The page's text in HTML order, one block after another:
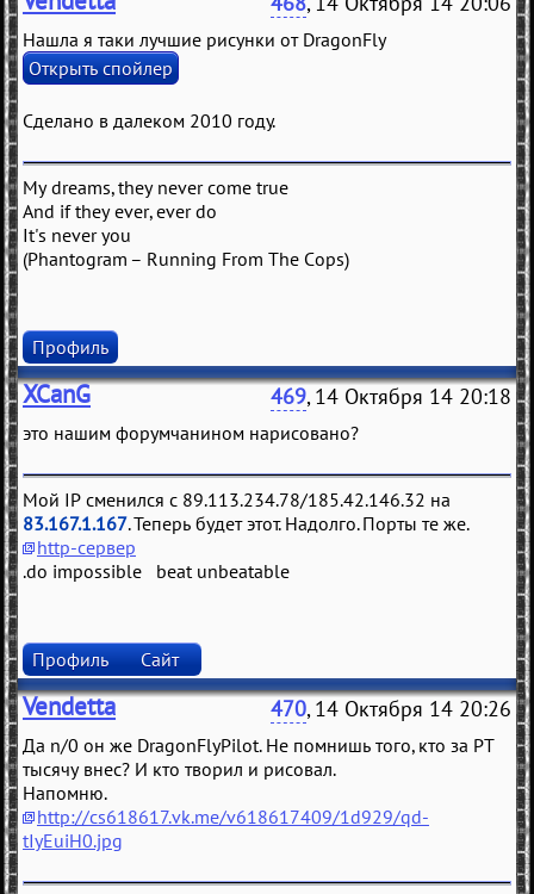
Нашла я таки лучшие рисунки от DragonFly
Сделано в далеком 2010 году.
My dreams, they never come true
And if they ever, ever do
It's never you
(Phantogram – Running From The Cops)
Профиль
XCanG 469, 14 Октября 14 20:18
это нашим форумчанином нарисовано?
Мой IP сменился с 89.113.234.78/185.42.146.32 на
83.167.1.167. Теперь будет этот. Надолго. Порты те же.
http-сервер
.do impossible beat unbeatable
Профиль Сайт
Vendetta 470, 14 Октября 14 20:26
Да n/0 он же DragonFlyPilot. Не помнишь того, кто за РТ
тысячу внес? И кто творил и рисовал.
Напомню.
http://cs618617.vk.me/v618617409/1d929/qd-
tIyEuiH0.jpg